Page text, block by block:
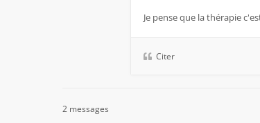
Je pense que la thérapie
Citer
2 messages